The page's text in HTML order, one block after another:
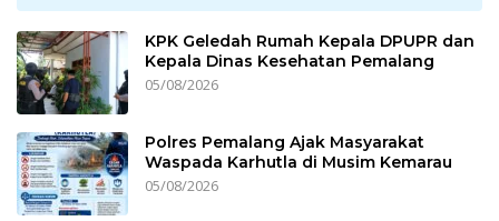
KPK Geledah Rumah Kepala DPUPR dan
Kepala Dinas Kesehatan Pemalang
05/08/2026
Polres Pemalang Ajak Masyarakat
Waspada Karhutla di Musim Kemarau
05/08/2026